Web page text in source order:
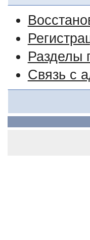
Разделы
Связь с